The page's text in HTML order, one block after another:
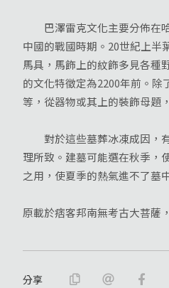
巴澤雷克文化主要分佈在哈
中國的戰國時期。20世紀上半
馬具，馬飾上的紋飾多見各種
的文化特徵定為2200年前。
等，從器物或其上的裝飾母題
對於這些墓葬冰凍成因，有
理所致。建墓可能選在秋季，
之用，使夏季的熱氣進不了墓
原載於痞客邦南無考古大菩薩
分享